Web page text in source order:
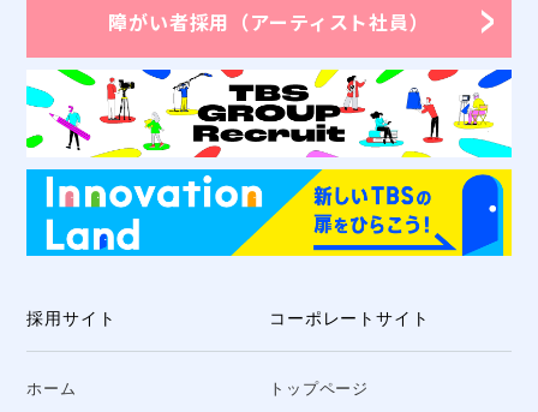
障がい者採用 （アーティスト社員）
採用サイト
ホーム
コーポレートサイト
トップページ